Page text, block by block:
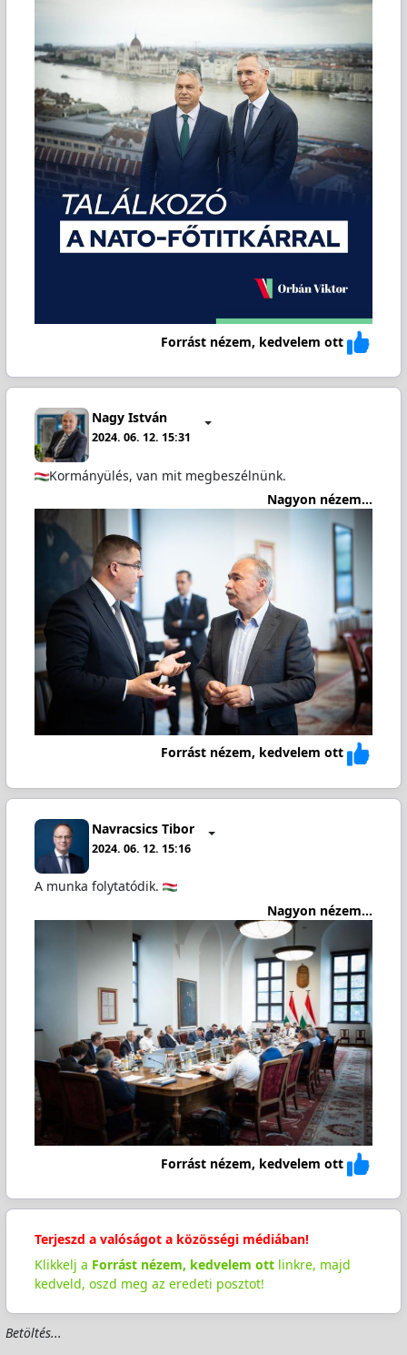
Forrást nézem, kedvelem ott
Nagy István
2024. 06. 12. 15:31
Kormányülés, van mit megbeszélnünk.
Nagyon nézem...
Forrást nézem, kedvelem ott
Navracsics Tibor
2024. 06. 12. 15:16
A munka folytatódik.
Nagyon nézem...
Forrást nézem, kedvelem ott
Terjeszd a valóságot a közösségi médiában!
Klikkelj a Forrást nézem, kedvelem ottlinkre, majd
kedveld, oszd meg az eredeti posztot!
Betöltés...